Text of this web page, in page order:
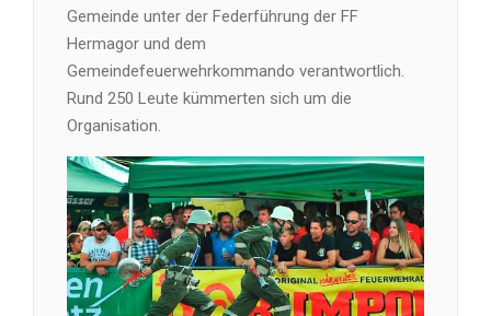
Gemeinde unter der Federführung der FF
Hermagor und dem
Gemeindefeuerwehrkommando verantwortlich.
Rund 250 Leute kümmerten sich um die
Organisation.